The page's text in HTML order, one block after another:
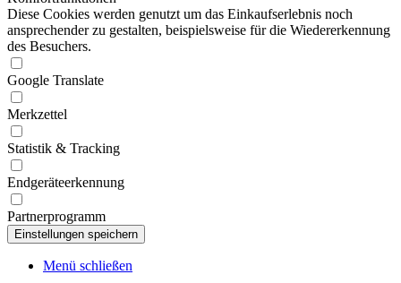
Diese Cookies werden genutzt um das Einkaufserlebnis noch
ansprechender zu gestalten, beispielsweise für die Wiedererkennung
des Besuchers.
Google Translate
Merkzettel
Statistik & Tracking
Endgeräteerkennung
Partnerprogramm
Menü schließen